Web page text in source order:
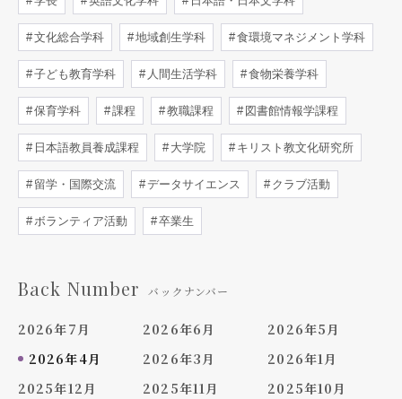
文化総合学科 地域創生学科 食環境マネジメント学科
子ども教育学科 人間生活学科 食物栄養学科
保育学科 課程 教職課程 図書館情報学課程
日本語教員養成課程 大学院 キリスト教文化研究所
留学・国際交流 データサイエンス クラブ活動
ボランティア活動 卒業生
Back Number バックナンバー
2026年7月 2026年6月
2026年5月
2026年4月
2026年3月
2026年1月
2025年12月
2025年11月
2025年10月